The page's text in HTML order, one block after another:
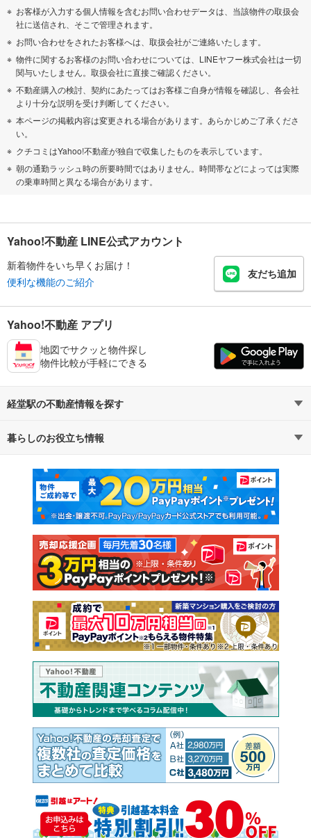
お客様が入力する個人情報を含むお問い合わせデータは、当該物件の取扱会
社に送信され、そこで管理されます。
お問い合わせをされたお客様へは、取扱会社がご連絡いたします。
物件に関するお客様のお問い合わせについては、LINEヤフー株式会社は一切
関与いたしません。取扱会社に直接ご確認ください。
不動産購入の検討、契約にあたってはお客様ご自身が情報を確認し、各会社
より十分な説明を受け判断してください。
本ページの掲載内容は変更される場合があります。あらかじめご了承くださ
い。
クチコミはYahoo!不動産が独自で収集したものを表示しています。
朝の通勤ラッシュ時の所要時間ではありません。時間帯などによっては実際
の乗車時間と異なる場合があります。
Yahoo!不動産 LINE公式アカウント
新着物件をいち早くお届け！
便利な機能のご紹介
友だち追加
Yahoo!不動産 アプリ
地図でサクッと物件探し
物件比較が手軽にできる
経堂駅の不動産情報を探す
不動産・住宅
新築マンション 中古マンション
新築一戸建て 中古一戸建て
注文住宅 土地
売却査定
暮らしのお役立ち情報
マンションカタログ 教えて！住まいの先生